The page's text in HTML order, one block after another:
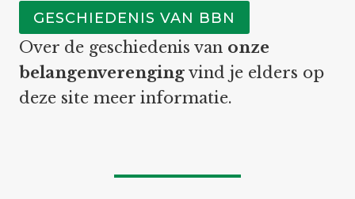
GESCHIEDENIS VAN BBN
Over de geschiedenis van onze
belangenverenging vind je elders op
deze site meer informatie.